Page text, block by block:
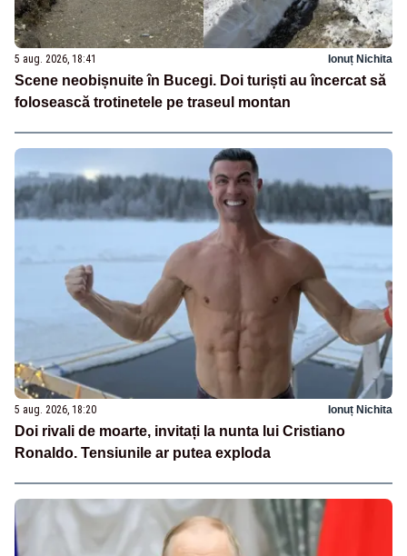
5 aug. 2026, 18:41 Ionuț Nichita
Scene neobișnuite în Bucegi. Doi turiști au încercat să
folosească trotinetele pe traseul montan
5 aug. 2026, 18:20 Ionuț Nichita
Doi rivali de moarte, invitați la nunta lui Cristiano
Ronaldo. Tensiunile ar putea exploda